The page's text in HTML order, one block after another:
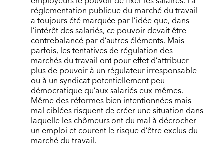
réglementation publique du marché du travail
a toujours été marquée par l’idée que, dans
l’intérêt des salariés, ce pouvoir devait être
contrebalancé par d’autres éléments. Mais
parfois, les tentatives de régulation des
marchés du travail ont pour effet d’attribuer
plus de pouvoir à un régulateur irresponsable
ou à un syndicat potentiellement peu
démocratique qu’aux salariés eux-mêmes.
Même des réformes bien intentionnées mais
mal ciblées risquent de créer une situation dans
laquelle les chômeurs ont du mal à décrocher
un emploi et courent le risque d’être exclus du
marché du travail.